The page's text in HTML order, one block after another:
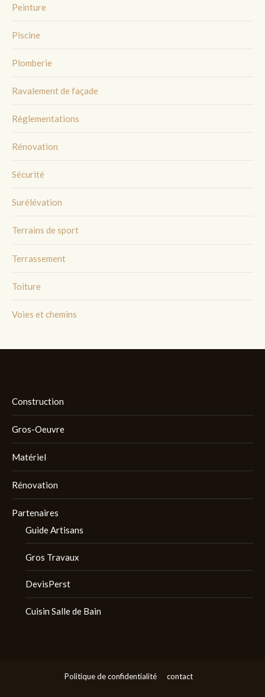
Peinture
Piscine
Plomberie
Ravalement de façade
Règlementations
Rénovation
Sécurité
Surélévation
Terrains de sport
Terrassement
Toiture
Voies et chemins
Construction
Gros-Oeuvre
Matériel
Rénovation
Partenaires
Guide Artisans
Gros Travaux
DevisPerst
Cuisin Salle de Bain
Politique de confidentialité contact